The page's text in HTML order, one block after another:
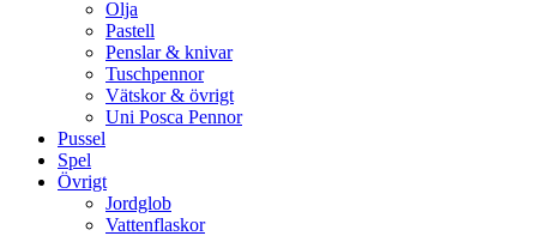
Olja
Pastell
Penslar & knivar
Tuschpennor
Vätskor & övrigt
Uni Posca Pennor
Pussel
Spel
Övrigt
Jordglob
Vattenflaskor